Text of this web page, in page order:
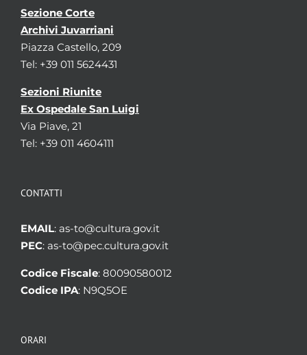
Sezione Corte
Archivi Juvarriani
Piazza Castello, 209
Tel: +39 011 5624431
Sezioni Riunite
Ex Ospedale San Luigi
Via Piave, 21
Tel: +39 011 4604111
CONTATTI
EMAIL: as-to@cultura.gov.it
PEC: as-to@pec.cultura.gov.it
Codice Fiscale: 80090580012
Codice IPA: N9Q5OE
ORARI